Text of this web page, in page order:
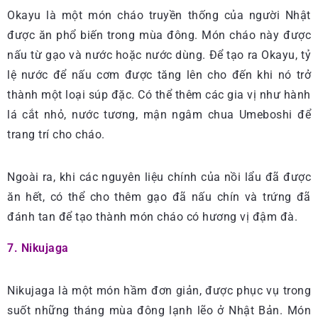
Okayu là một món cháo truyền thống của người Nhật
được ăn phổ biến trong mùa đông. Món cháo này được
nấu từ gạo và nước hoặc nước dùng. Để tạo ra Okayu, tỷ
lệ nước để nấu cơm được tăng lên cho đến khi nó trở
thành một loại súp đặc. Có thể thêm các gia vị như hành
lá cắt nhỏ, nước tương, mận ngâm chua Umeboshi để
trang trí cho cháo.
Ngoài ra, khi các nguyên liệu chính của nồi lẩu đã được
ăn hết, có thể cho thêm gạo đã nấu chín và trứng đã
đánh tan để tạo thành món cháo có hương vị đậm đà.
7. Nikujaga
Nikujaga là một món hầm đơn giản, được phục vụ trong
suốt những tháng mùa đông lạnh lẽo ở Nhật Bản. Món